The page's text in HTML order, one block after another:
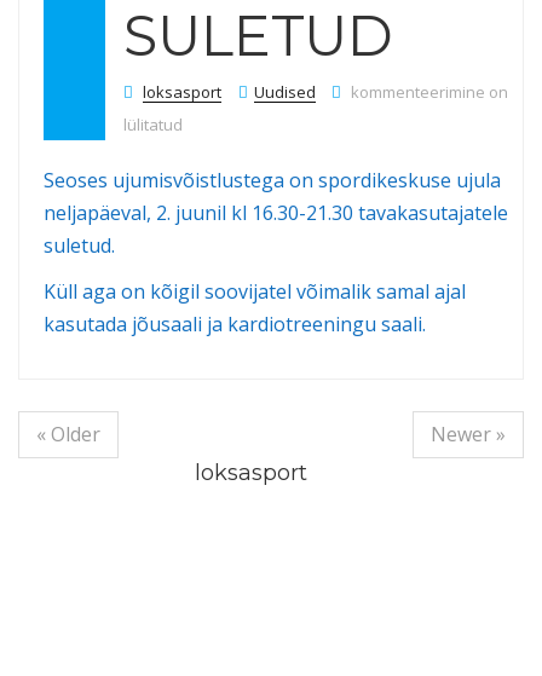
SULETUD
loksasport Uudised Ujula 2. juuni
kommenteerimine on
lülitatud
Seoses ujumisvõistlustega on spordikeskuse ujula
neljapäeval, 2. juunil kl 16.30-21.30 tavakasutajatele
suletud.
Küll aga on kõigil soovijatel võimalik samal ajal
kasutada jõusaali ja kardiotreeningu saali.
« Older
Newer »
loksasport